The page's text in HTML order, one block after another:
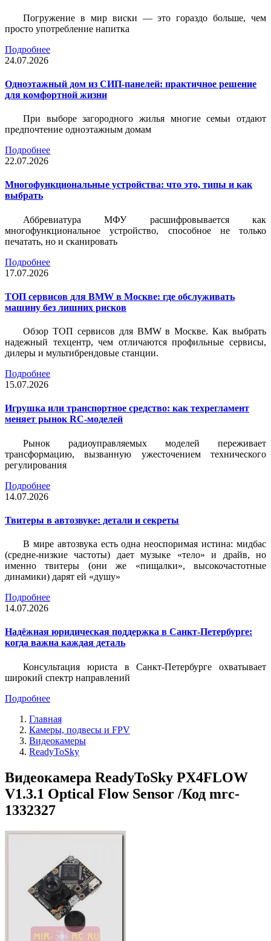
Погружение в мир виски — это гораздо больше, чем
просто употребление напитка
Подробнее
24.07.2026
Одноэтажный дом из СИП-панелей: практичное решение
для комфортной жизни
При выборе загородного жилья многие семьи отдают
предпочтение одноэтажным домам
Подробнее
22.07.2026
Многофункциональные устройства: что это, типы и как
выбрать
Аббревиатура МФУ расшифровывается как
многофункциональное устройство, способное не только
печатать, но и сканировать
Подробнее
17.07.2026
ТОП сервисов для BMW в Москве: где обслуживать
машину без лишних рисков
Обзор ТОП сервисов для BMW в Москве. Как выбрать
надежный техцентр, чем отличаются профильные сервисы,
дилеры и мультибрендовые станции.
Подробнее
15.07.2026
Игрушка или транспортное средство: как техрегламент
меняет рынок RC-моделей
Рынок радиоуправляемых моделей переживает
трансформацию, вызванную ужесточением технического
регулирования
Подробнее
14.07.2026
Твитеры в автозвуке: детали и секреты
В мире автозвука есть одна неоспоримая истина: мидбас
(средне-низкие частоты) дает музыке «тело» и драйв, но
именно твитеры (они же «пищалки», высокочастотные
динамики) дарят ей «душу»
Подробнее
14.07.2026
Надёжная юридическая поддержка в Санкт-Петербурге:
когда важна каждая деталь
Консультация юриста в Санкт-Петербурге охватывает
широкий спектр направлений
Подробнее
Главная
Камеры, подвесы и FPV
Видеокамеры
ReadyToSky
Видеокамера ReadyToSky PX4FLOW
V1.3.1 Optical Flow Sensor /Код mrc-
1332327